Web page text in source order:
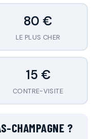
80 €
LE PLUS CHER
15 €
CONTRE-VISITE
CHAMPAGNE ?